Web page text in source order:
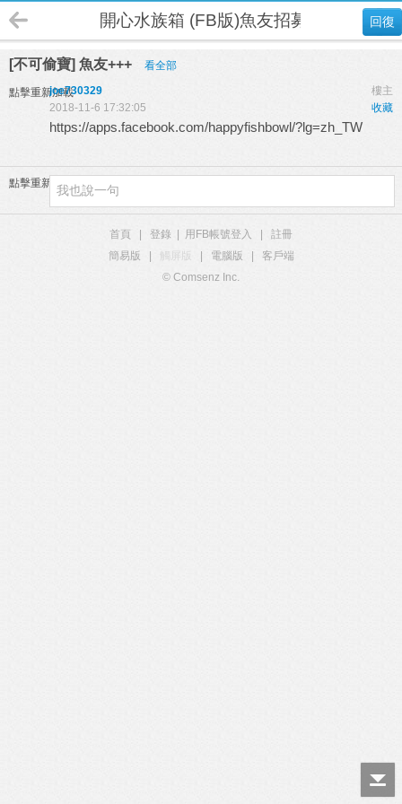
回復
開心水族箱 (FB版)魚友招募
[不可偷寶] 魚友+++ 看全部
點擊重新加載 樓主
joe730329
收藏
2018-11-6 17:32:05
https://apps.facebook.com/happyfishbowl/?lg=zh_TW
點擊重新加載
首頁 登錄 用FB帳號登入
註冊
簡易版
觸屏版 電腦版
客戶端
© Comsenz Inc.